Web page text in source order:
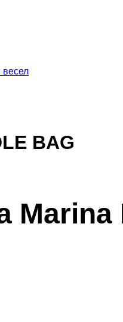
BAG
Marina